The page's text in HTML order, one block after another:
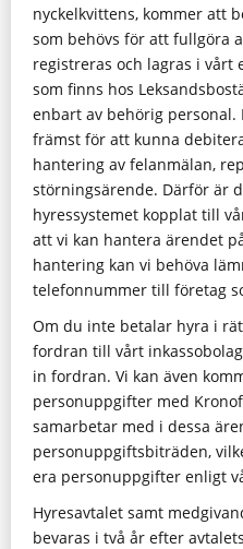
nyckelkvittens, kommer att
som behövs för att fullgöra
registreras och lagras i vårt
som finns hos
enbart av behörig
främst för att kunna
hantering av felanmälan,
störningsärende. Därför är
hyressystemet kopplat till
att vi kan hantera ärendet
hantering kan vi behöva
telefonnummer till företag
Om du inte betalar hyra i
fordran till vårt
in fordran. Vi kan även
personuppgifter med
samarbetar med i dessa
personuppgiftsbiträden,
era personuppgifter enligt
Hyresavtalet samt
bevaras i två år efter